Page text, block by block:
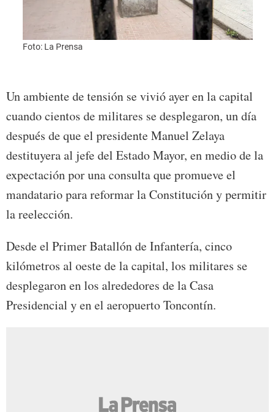
Foto: La Prensa Foto:
Un ambiente de tensión se vivió ayer en la capital
cuando cientos de militares se desplegaron, un día
después de que el presidente Manuel Zelaya
destituyera al jefe del Estado Mayor, en medio de la
expectación por una consulta que promueve el
mandatario para reformar la Constitución y permitir
la reelección.
Desde el Primer Batallón de Infantería, cinco
kilómetros al oeste de la capital, los militares se
desplegaron en los alrededores de la Casa
Presidencial y en el aeropuerto Toncontín.